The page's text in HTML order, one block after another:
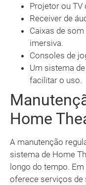
Projetor ou TV
Receiver de
Caixas de
imersiva.
Consoles de
Um sistema
facilitar o uso.
Home
A manutenção
sistema de Home
longo do tempo.
oferece serviços de